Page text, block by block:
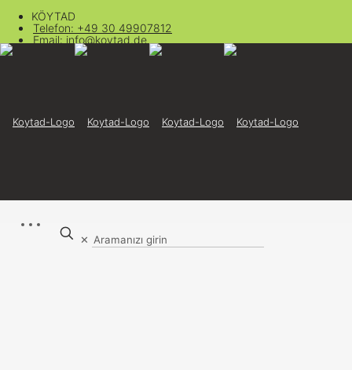
KÖYTAD
Telefon: +49 30 49907812
Email: info@koytad.de
✕